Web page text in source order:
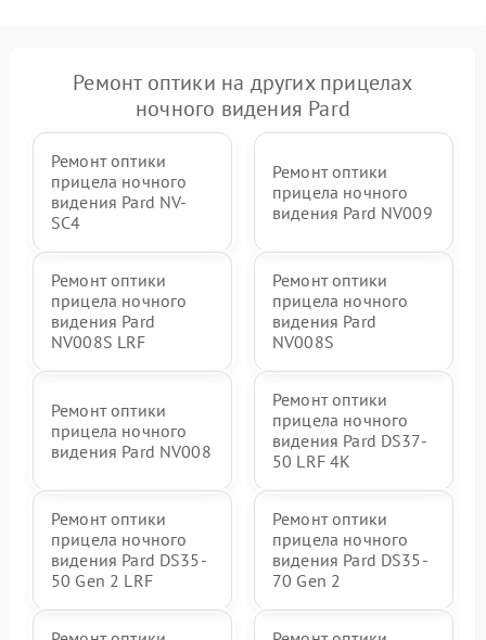
Ремонт оптики на других прицелах
ночного видения Pard
Ремонт оптики
прицела ночного
видения Pard NV-
SC4
Ремонт оптики
прицела ночного
видения Pard NV009
Ремонт оптики
прицела ночного
видения Pard
NV008S LRF
Ремонт оптики
прицела ночного
видения Pard
NV008S
Ремонт оптики
прицела ночного
видения Pard NV008
Ремонт оптики
прицела ночного
видения Pard DS37-
50 LRF 4K
Ремонт оптики
прицела ночного
видения Pard DS35-
50 Gen 2 LRF
Ремонт оптики
прицела ночного
видения Pard DS35-
70 Gen 2